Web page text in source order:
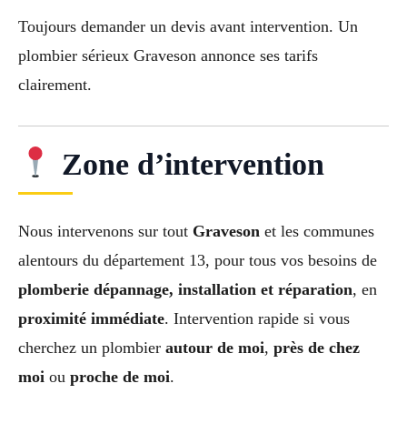
Toujours demander un devis avant intervention. Un
plombier sérieux Graveson annonce ses tarifs
clairement.
Zone d’intervention
Nous intervenons sur tout Graveson et les communes
alentours du département 13, pour tous vos besoins de
plomberie dépannage, installation et réparation, en
proximité immédiate. Intervention rapide si vous
cherchez un plombier autour de moi, près de chez
moi ou proche de moi.